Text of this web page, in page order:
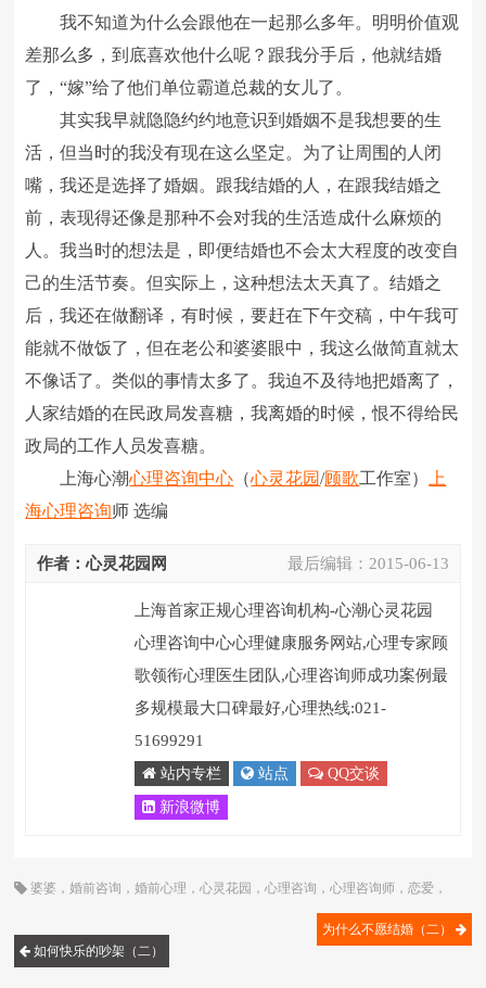
我不知道为什么会跟他在一起那么多年。明明价值观
差那么多，到底喜欢他什么呢？跟我分手后，他就结婚
了，“嫁”给了他们单位霸道总裁的女儿了。
其实我早就隐隐约约地意识到婚姻不是我想要的生
活，但当时的我没有现在这么坚定。为了让周围的人闭
嘴，我还是选择了婚姻。跟我结婚的人，在跟我结婚之
前，表现得还像是那种不会对我的生活造成什么麻烦的
人。我当时的想法是，即便结婚也不会太大程度的改变自
己的生活节奏。但实际上，这种想法太天真了。结婚之
后，我还在做翻译，有时候，要赶在下午交稿，中午我可
能就不做饭了，但在老公和婆婆眼中，我这么做简直就太
不像话了。类似的事情太多了。我迫不及待地把婚离了，
人家结婚的在民政局发喜糖，我离婚的时候，恨不得给民
政局的工作人员发喜糖。
上海心潮心理咨询中心 （心灵花园/顾歌工作室）
上
海心理咨询师 选编
最后编辑： 2015-06-13
作者：心灵花园网
上海首家正规心理咨询机构-心潮心灵花园
心理咨询中心心理健康服务网站,心理专家顾
歌领衔心理医生团队,心理咨询师成功案例最
多规模最大口碑最好,心理热线:021-
51699291
站内专栏 站点 QQ交谈
新浪微博
婆婆 ，婚前咨询 ，婚前心理 ，心灵花园 ，心理咨询 ，心理咨询师 ，恋爱 ，
如何快乐的吵架（二）
为什么不愿结婚（二）